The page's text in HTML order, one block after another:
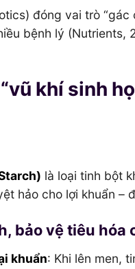
đóng vai trò
bệnh lý
khí sinh
là loại tinh bột
hảo cho lợi khuẩn –
bảo vệ tiêu hóa
khuẩn: Khi lên men,